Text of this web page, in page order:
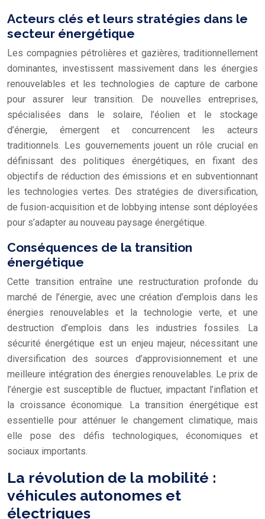
Acteurs clés et leurs stratégies dans le
secteur énergétique
Les compagnies pétrolières et gazières, traditionnellement
dominantes, investissent massivement dans les énergies
renouvelables et les technologies de capture de carbone
pour assurer leur transition. De nouvelles entreprises,
spécialisées dans le solaire, l’éolien et le stockage
d’énergie, émergent et concurrencent les acteurs
traditionnels. Les gouvernements jouent un rôle crucial en
définissant des politiques énergétiques, en fixant des
objectifs de réduction des émissions et en subventionnant
les technologies vertes. Des stratégies de diversification,
de fusion-acquisition et de lobbying intense sont déployées
pour s’adapter au nouveau paysage énergétique.
Conséquences de la transition
énergétique
Cette transition entraîne une restructuration profonde du
marché de l’énergie, avec une création d’emplois dans les
énergies renouvelables et la technologie verte, et une
destruction d’emplois dans les industries fossiles. La
sécurité énergétique est un enjeu majeur, nécessitant une
diversification des sources d’approvisionnement et une
meilleure intégration des énergies renouvelables. Le prix de
l’énergie est susceptible de fluctuer, impactant l’inflation et
la croissance économique. La transition énergétique est
essentielle pour atténuer le changement climatique, mais
elle pose des défis technologiques, économiques et
sociaux importants.
La révolution de la mobilité :
véhicules autonomes et
électriques